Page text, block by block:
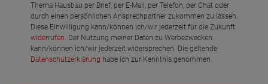
Thema Hausbau per Brief, per E-Mail, per Telefon, per Chat oder
durch einen persönlichen Ansprechpartner zukommen zu lassen.
Diese Einwilligung kann/können ich/wir jederzeit für die Zukunft
widerrufen. Der Nutzung meiner Daten zu Werbezwecken
kann/können ich/wir jederzeit widersprechen. Die geltende
Datenschutzerklärung habe ich zur Kenntnis genommen.